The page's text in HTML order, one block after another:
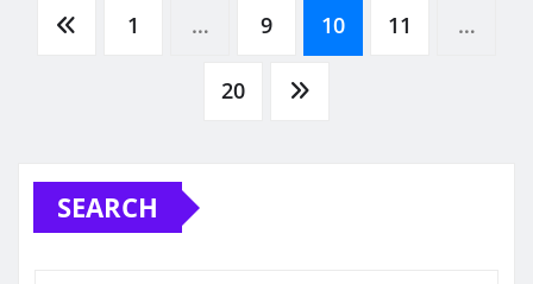
Posts
pagination
1 … 9 10 11 …
20
SEARCH